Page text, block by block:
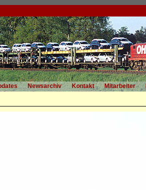
Newsarchiv Kontakt Mitarbeiter